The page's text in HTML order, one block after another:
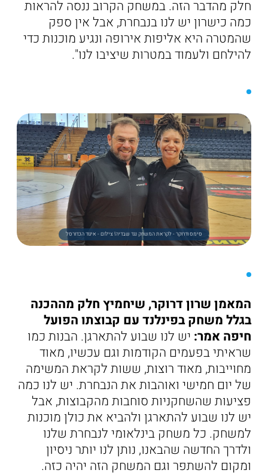
חלק מהדבר הזה. במשחק הקרוב ננסה להראות
כמה כישרון יש לנו בנבחרת, אבל אין ספק
שהמטרה היא אליפות אירופה ונגיע מוכנות כדי
להילחם ולעמוד במטרות שיציבו לנו".
סימס ודרוקר - לקראת המשחק נגד שבדיה! צילום - איגוד הכדורסל
המאמן שרון דרוקר, שיחמיץ חלק מההכנה
בגלל משחק בפינלנד עם קבוצתו הפועל
חיפה אמר: יש לנו שבוע להתארגן. הבנות כמו
שראיתי בפעמים הקודמות וגם עכשיו, מאוד
מחוייבות, מאוד רוצות, ששות לקראת המשימה
של יום חמישי ואוהבות את הנבחרת. יש לנו כמה
פציעות שהשחקניות סוחבות מהקבוצות, אבל
יש לנו שבוע להתארגן ולהביא את כולן מוכנות
למשחק. כל משחק בינלאומי לנבחרת שלנו
ולדרך החדשה שהבאנו, נותן לנו יותר ניסיון
ומקום להשתפר וגם המשחק הזה יהיה כזה.